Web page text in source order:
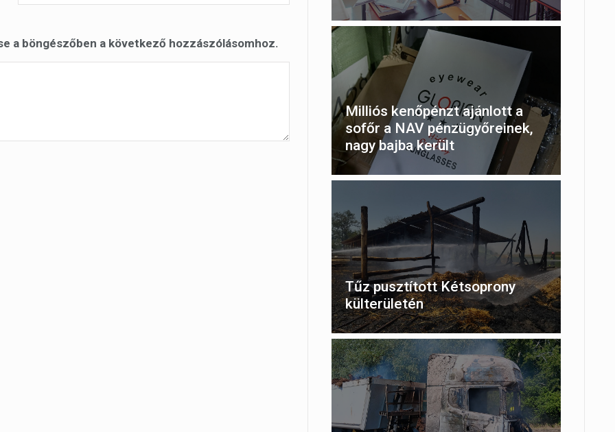
a böngészőben a következő hozzászólásomhoz.
Milliós kenőpénzt ajánlott a
sofőr a NAV pénzügyőreinek,
nagy bajba került
Tűz pusztított Kétsoprony
külterületén